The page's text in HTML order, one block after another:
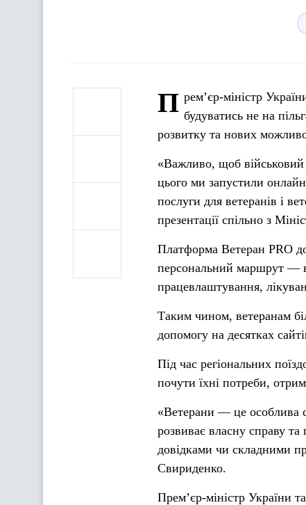
П рем’єр-міністр
будуватись не на
розвитку та нових
«Важливо, щоб військовий
цього ми запустили
послуги для ветеранів і
презентації спільно з
Платформа Ветеран PRO
персональний маршрут —
працевлаштування,
Таким чином, ветеранам
допомогу на десятках
Під час регіональних
почути їхні потреби,
«Ветерани — це особлива
розвиває власну справу
довідками чи складними
Свириденко.
Прем’єр-міністр України